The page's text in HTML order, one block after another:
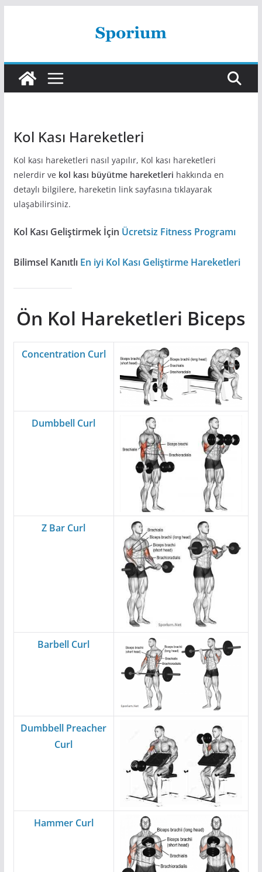
Kol Kası Hareketleri
Kol kası hareketleri nasıl yapılır, Kol kası hareketleri
nelerdir ve kol kası büyütme hareketleri hakkında en
detaylı bilgilere, hareketin link sayfasına tıklayarak
ulaşabilirsiniz.
Kol Kası Geliştirmek İçin Ücretsiz Fitness Programı
Bilimsel Kanıtlı En iyi Kol Kası Geliştirme Hareketleri
Ön Kol Hareketleri Biceps
Concentration Curl
Dumbbell Curl
Z Bar Curl
Barbell Curl
Dumbbell Preacher
Curl
Hammer Curl